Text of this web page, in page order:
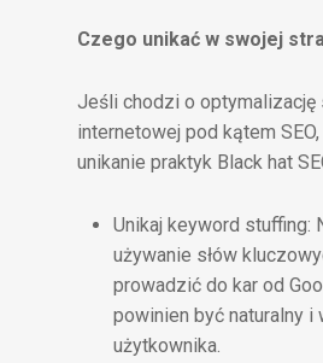
Czego unikać w swojej
Jeśli chodzi o optymalizację
internetowej pod kątem
unikanie praktyk Black hat
Unikaj keyword stuffing:
używanie słów
prowadzić do kar od
powinien być naturalny i
użytkownika.